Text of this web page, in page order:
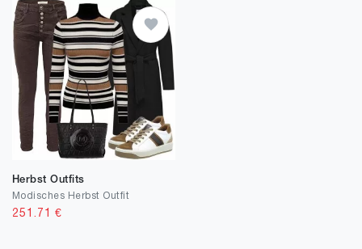
Herbst Outfits
Modisches Herbst Outfit
251.71 €